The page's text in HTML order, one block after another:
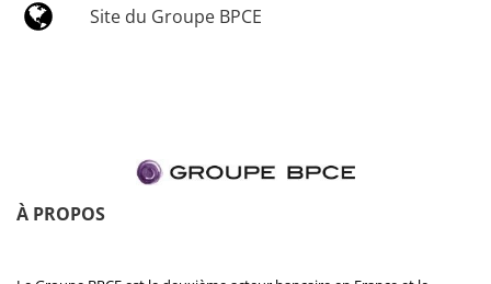
Site du Groupe BPCE
À PROPOS